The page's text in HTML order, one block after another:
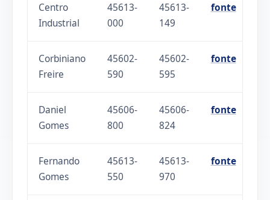
Centro
Industrial
45613-
000
45613-
149
fonte
Corbiniano
Freire
45602-
590
45602-
595
fonte
Daniel
Gomes
45606-
800
45606-
824
fonte
Fernando
Gomes
45613-
550
45613-
970
fonte